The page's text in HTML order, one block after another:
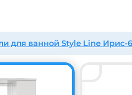
для ванной Style Line Ирис-